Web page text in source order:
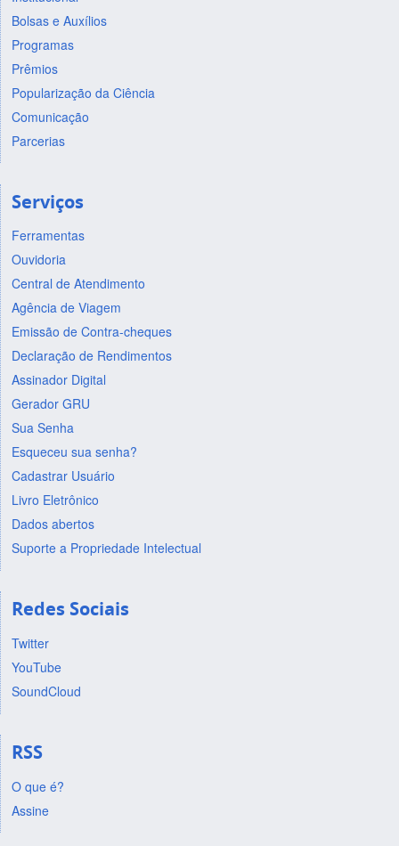
Bolsas e Auxílios
Programas
Prêmios
Popularização da Ciência
Comunicação
Parcerias
Serviços
Ferramentas
Ouvidoria
Central de Atendimento
Agência de Viagem
Emissão de Contra-cheques
Declaração de Rendimentos
Assinador Digital
Gerador GRU
Sua Senha
Esqueceu sua senha?
Cadastrar Usuário
Livro Eletrônico
Dados abertos
Suporte a Propriedade Intelectual
Redes Sociais
Twitter
YouTube
SoundCloud
RSS
O que é?
Assine